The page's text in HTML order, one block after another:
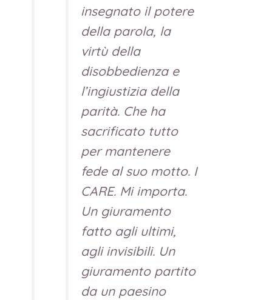
insegnato il potere
della parola, la
virtù della
disobbedienza e
l’ingiustizia della
parità. Che ha
sacrificato tutto
per mantenere
fede al suo motto. I
CARE. Mi importa.
Un giuramento
fatto agli ultimi,
agli invisibili. Un
giuramento partito
da un paesino